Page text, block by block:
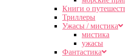
Книги о
Триллеры
Ужасы / мистика
мистика
ужасы
Фантастика